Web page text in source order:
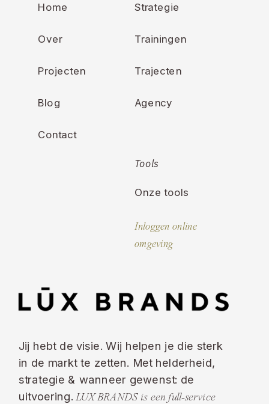
Home
Over
Strategie
Projecten
Contact
Blog
Jij hebt de visie. Wij helpen je die sterk
in de markt te zetten. Met helderheid,
strategie & wanneer gewenst: de
uitvoering. LUX BRANDS is een full-service
Trainingen
Trajecten
Agency
Tools
Onze tools
Inloggen online
omgeving